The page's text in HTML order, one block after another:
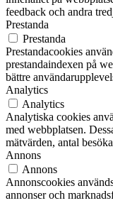
feedback och andra
Prestanda
Prestanda
Prestandacookies
prestandaindexen på
bättre
Analytics
Analytics
Analytiska cookies
med webbplatsen.
mätvärden, antal
Annons
Annons
Annonscookies
annonser och